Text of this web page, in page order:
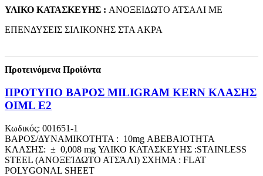
ΥΛΙΚΟ ΚΑΤΑΣΚΕΥΗΣ : ΑΝΟΞΕΙΔΩΤΟ ΑΤΣΑΛΙ ΜΕ
ΕΠΕΝΔΥΣΕΙΣ ΣΙΛΙΚΟΝΗΣ ΣΤΑ ΑΚΡΑ
Προτεινόμενα Προϊόντα
ΠΡΟΤΥΠΟ ΒΑΡΟΣ MILIGRAM KERN ΚΛΑΣΗΣ
OIML E2
Κωδικός: 001651-1
ΒΑΡΟΣ/ΔΥΝΑΜΙΚΟΤΗΤΑ : 10mg ΑΒΕΒΑΙΟΤΗΤΑ
ΚΛΑΣΗΣ: ± 0,008 mg ΥΛΙΚΟ ΚΑΤΑΣΚΕΥΗΣ :STAINLESS
STEEL (ΑΝΟΞΕΊΔΩΤΟ ΑΤΣΆΛΙ) ΣΧΗΜΑ : FLAT
POLYGONAL SHEET